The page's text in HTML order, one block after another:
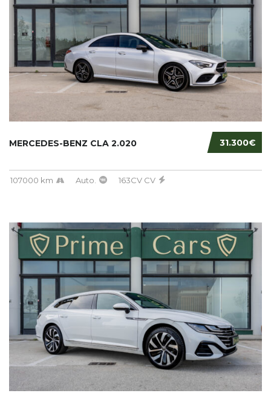
31.300€
MERCEDES-BENZ CLA 2.020
107000 km Auto. 163CV CV